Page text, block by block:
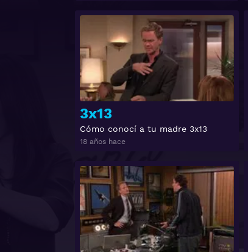
3x13
Cómo conocí a tu madre 3x13
18 años hace